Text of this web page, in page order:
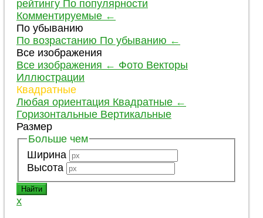
рейтингу По популярности
Комментируемые ←
По убыванию
По возрастанию По убыванию ←
Все изображения
Все изображения ← Фото Векторы
Иллюстрации
Квадратные
Любая ориентация Квадратные ←
Горизонтальные Вертикальные
Размер
Больше чем
Ширина
Высота
x